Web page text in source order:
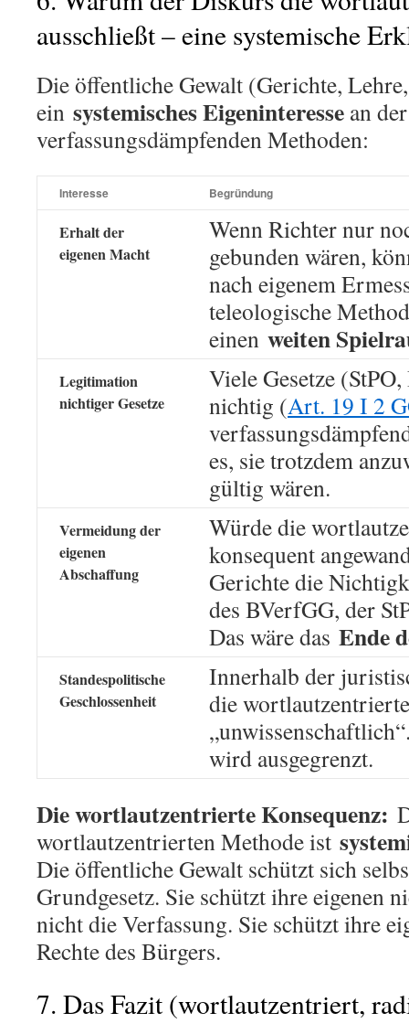
ausschließt – eine systemische
Die öffentliche Gewalt (Gerichte,
ein systemisches Eigeninteresse an
verfassungsdämpfenden Methoden:
Interesse Begründung
Erhalt der
eigenen Macht
Wenn Richter nur
gebunden wären,
nach eigenem
teleologische
einen weiten
Legitimation
nichtiger Gesetze
Viele Gesetze
nichtig (Art. 19 I 2
es, sie trotzdem
gültig wären.
Vermeidung der
eigenen
Abschaffung
Würde die
konsequent
Gerichte die
des BVerfGG, der
Das wäre das Ende
Standespolitische
Geschlossenheit
Innerhalb der
die
wird ausgegrenzt.
Die wortlautzentrierte Konsequenz:
wortlautzentrierten Methode ist
Die öffentliche Gewalt schützt sich
Grundgesetz. Sie schützt ihre eigenen
nicht die Verfassung. Sie schützt ihre
Rechte des Bürgers.
7. Das Fazit (wortlautzentriert,